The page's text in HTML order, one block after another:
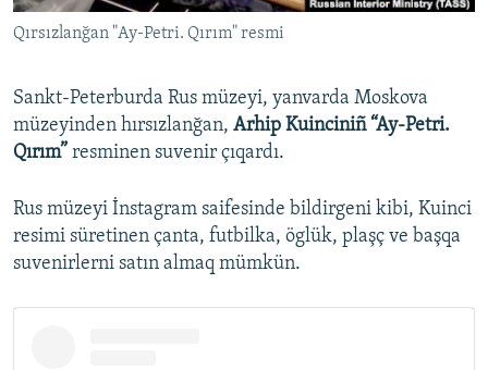
QOŞULIÑIZ!
RFE/RS bütün saytları
Qırsızlanğan "Ay-Petri. Qırım" resmi
Sankt-Peterburda Rus müzeyi, yanvarda Moskova
müzeyinden hırsızlanğan, Arhip Kuinciniñ “Ay-Petri.
Qırım” resminen suvenir çıqardı.
Rus müzeyi İnstagram saifesinde bildirgeni kibi, Kuinci
resimi süretinen çanta, futbilka, öglük, plaşç ve başqa
suvenirlerni satın almaq mümkün.